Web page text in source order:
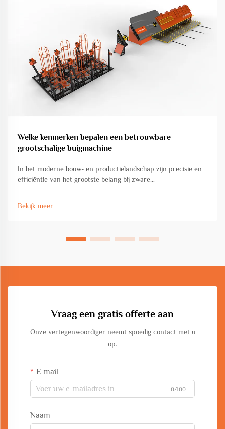
Welke kenmerken bepalen een betrouwbare
grootschalige buigmachine
In het moderne bouw- en productielandschap zijn precisie en
efficiëntie van het grootste belang bij zware
hoeveelheden verwerken.
Bekijk meer
Vraag een gratis offerte aan
Onze vertegenwoordiger neemt spoedig contact met u
op.
E-mail
0/100
Naam